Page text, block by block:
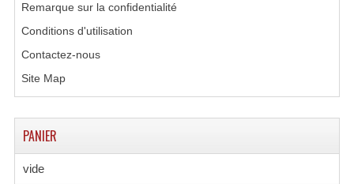
Remarque sur la confidentialité
Conditions d'utilisation
Contactez-nous
Site Map
PANIER
vide